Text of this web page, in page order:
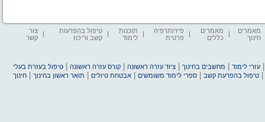
מאמרים
חינוך
מאמרים
כללים
פיזיותרפיה
פרטית
תוכנות
לימוד
טיפול בהפרעות
קשב וריכוז
צור
קשר
עזרי לימוד מחשבים בחינוך |ציוד עזרה ראשונה |קורס עזרה ראשונה |טיפול בעזרת בעלי
|טיפול בהפרעת קשב |ספרי לימוד משומשים |אבטחת טיולים תואר ראשון בחינוך |חינוך